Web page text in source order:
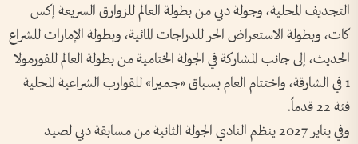
التجديف المحلية، وجولة دبي من بطولة العالم للزوارق السريعة إكس
كات، وبطولة الاستعراض الحر للدراجات المائية، وبطولة الإمارات للشراع
الحديث، إلى جانب المشاركة في الجولة الختامية من بطولة العالم للفورمولا
1 في الشارقة، واختتام العام بسباق «جميرا» للقوارب الشراعية المحلية
فئة 22 قدماً.
وفي يناير 2027 ينظم النادي الجولة الثانية من مسابقة دبي لصيد